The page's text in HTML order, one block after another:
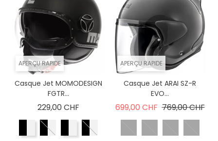
APERÇU RAPIDE
Casque Jet MOMODESIGN
FGTR...
229,00 CHFPrix
APERÇU RAPIDE
Casque Jet ARAI SZ-R
EVO...
699,00 CHF Prix de base
769,00 CHFPrix